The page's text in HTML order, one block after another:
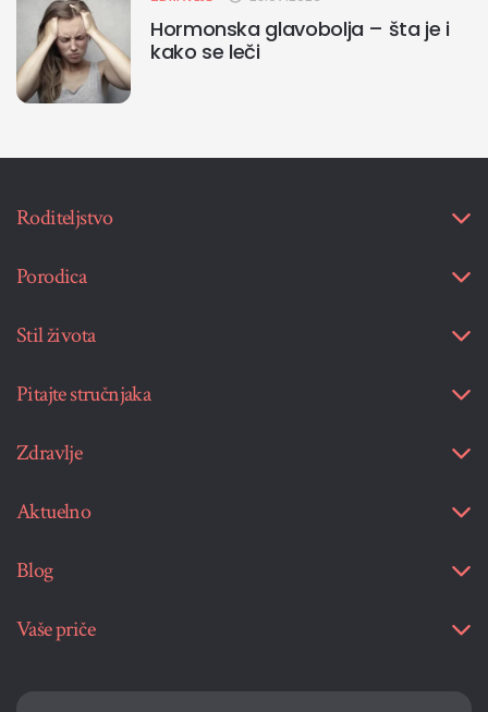
Hormonska glavobolja – šta je i
kako se leči
Roditeljstvo
Porodica
Stil života
Pitajte stručnjaka
Zdravlje
Aktuelno
Blog
Vaše priče